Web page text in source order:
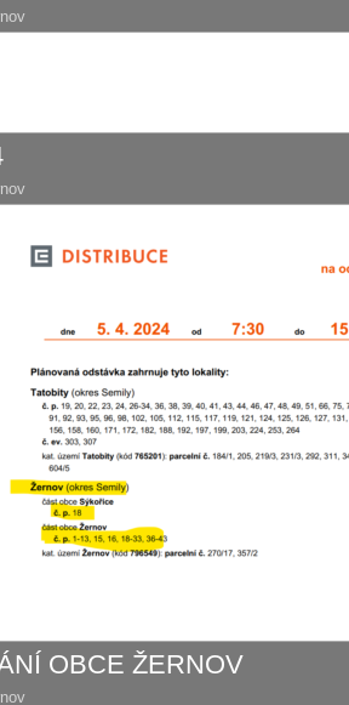
OBCE ŽERNOV